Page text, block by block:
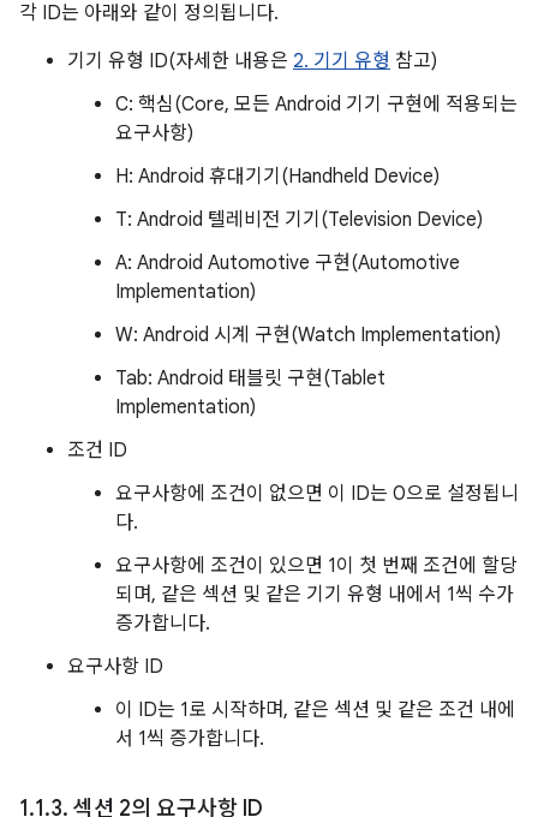
각 ID는 아래와 같이 정의됩니다.
기기 유형 ID(자세한 내용은 2. 기기 유형 참고)
C: 핵심(Core, 모든 Android 기기 구현에 적용되는
요구사항)
H: Android 휴대기기(Handheld Device)
T: Android 텔레비전 기기(Television Device)
A: Android Automotive 구현(Automotive
Implementation)
W: Android 시계 구현(Watch Implementation)
Tab: Android 태블릿 구현(Tablet
Implementation)
조건 ID
요구사항에 조건이 없으면 이 ID는 0으로 설정됩니
다.
요구사항에 조건이 있으면 1이 첫 번째 조건에 할당
되며, 같은 섹션 및 같은 기기 유형 내에서 1씩 수가
증가합니다.
요구사항 ID
이 ID는 1로 시작하며, 같은 섹션 및 같은 조건 내에
서 1씩 증가합니다.
1.1.3. 섹션 2의 요구사항 ID